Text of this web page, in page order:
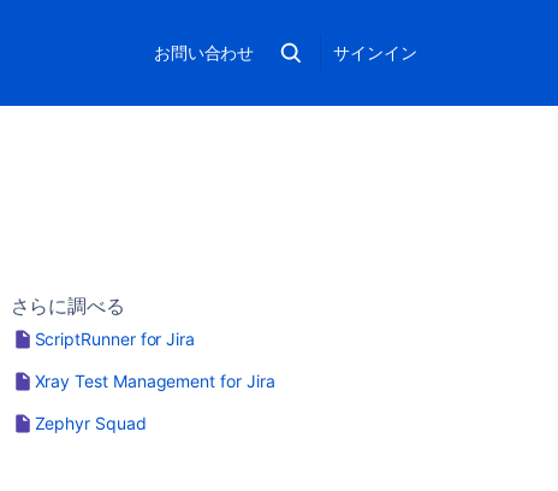
お問い合わせ サインイン
さらに調べる
ScriptRunner for Jira
Xray Test Management for Jira
Zephyr Squad